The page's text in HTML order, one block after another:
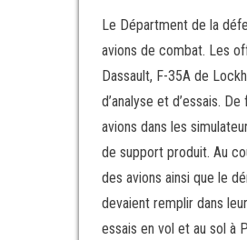
Le Départment de la
avions de combat. Les
Dassault, F-35A de
d’analyse et d’essais.
avions dans les
de support produit. Au
des avions ainsi que le
devaient remplir dans
essais en vol et au sol à